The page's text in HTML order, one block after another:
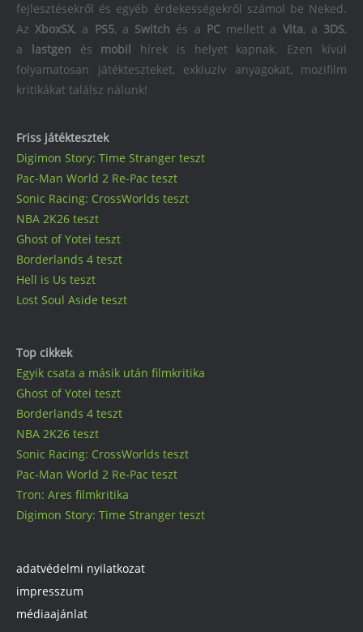
Friss játéktesztek
Digimon Story: Time Stranger teszt
Pac-Man World 2 Re-Pac teszt
Sonic Racing: CrossWorlds teszt
NBA 2K26 teszt
Ghost of Yotei teszt
Borderlands 4 teszt
Hell is Us teszt
Lost Soul Aside teszt
Top cikkek
Egyik csata a másik után filmkritika
Ghost of Yotei teszt
Borderlands 4 teszt
NBA 2K26 teszt
Sonic Racing: CrossWorlds teszt
Pac-Man World 2 Re-Pac teszt
Tron: Ares filmkritika
Digimon Story: Time Stranger teszt
fejlesztésekről és egyéb érdekességekről számol be Neked.
AzXboxSX, a PS5, a Switch és a PCmellett a Vita, a 3DS,
a
lastgen és mobil
hírek is helyet kapnak. Ezen kívül
folyamatosan játékteszteket, exkluzív anyagokat, mozifilm
kritikákat találsz nálunk!
adatvédelmi nyilatkozat
impresszum
médiaajánlat